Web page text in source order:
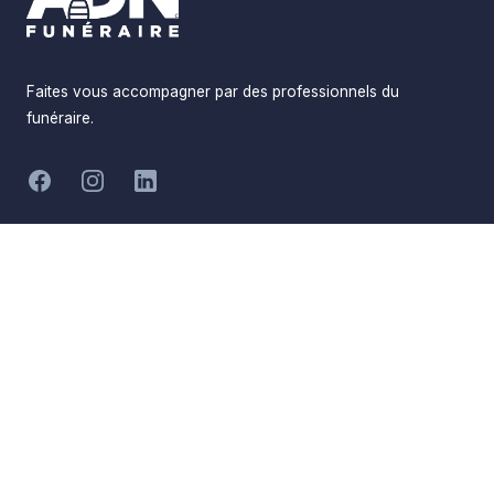
Informations
Faites vous accompagner par des professionnels du
funéraire.
FacebookInstagramLinkedIn